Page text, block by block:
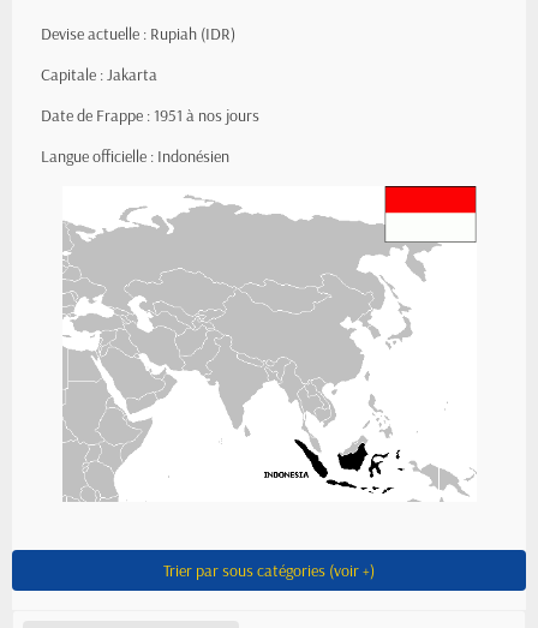
Devise actuelle : Rupiah (IDR)
Capitale : Jakarta
Date de Frappe : 1951 à nos jours
Langue officielle : Indonésien
Trier par sous catégories (voir +)